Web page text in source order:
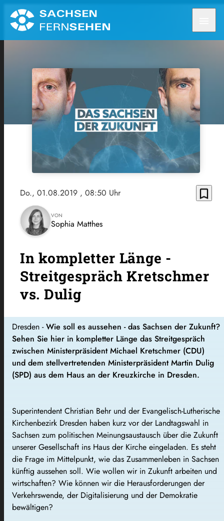
Do., 01.08.2019 , 08:50 Uhr bookmark_border
VON
Sophia Matthes
In kompletter Länge -
Streitgespräch Kretschmer
vs. Dulig
Dresden -Wie soll es aussehen - das Sachsen der Zukunft?
Sehen Sie hier in kompletter Länge das Streitgespräch
zwischen Ministerpräsident Michael Kretschmer (CDU)
und dem stellvertretenden Ministerpräsident Martin Dulig
(SPD) aus dem Haus an der Kreuzkirche in Dresden.
Superintendent Christian Behr und der Evangelisch-Lutherische
Kirchenbezirk Dresden haben kurz vor der Landtagswahl in
Sachsen zum politischen Meinungsaustausch über die Zukunft
unserer Gesellschaft ins Haus der Kirche eingeladen. Es steht
die Frage im Mittelpunkt, wie das Zusammenleben in Sachsen
künftig aussehen soll. Wie wollen wir in Zukunft arbeiten und
wirtschaften? Wie können wir die Herausforderungen der
Verkehrswende, der Digitalisierung und der Demokratie
bewältigen?